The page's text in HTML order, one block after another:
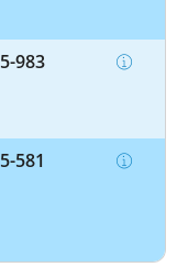
5-983
5-581